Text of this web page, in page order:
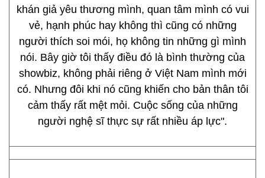
khán giả yêu thương mình, quan tâm mình có vui
vẻ, hạnh phúc hay không thì cũng có những
người thích soi mói, họ không tin những gì mình
nói. Bây giờ tôi thấy điều đó là bình thường của
showbiz, không phải riêng ở Việt Nam mình mới
có. Nhưng đôi khi nó cũng khiến cho bản thân tôi
cảm thấy rất mệt mỏi. Cuộc sống của những
người nghệ sĩ thực sự rất nhiều áp lực".